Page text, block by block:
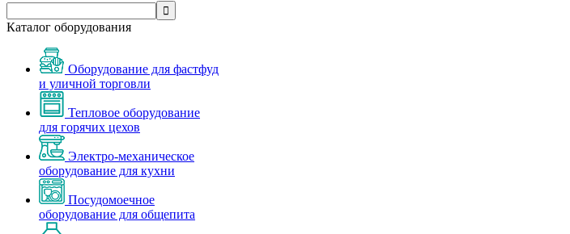

Каталог оборудования
Оборудование для фастфуд
и уличной торговли
Тепловое оборудование
для горячих цехов
Электро-механическое
оборудование для кухни
Посудомоечное
оборудование для общепита